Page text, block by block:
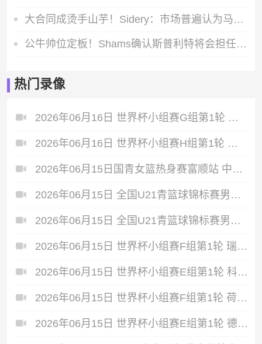
大合同成烫手山芋！Sidery：市场普遍认为马刺送走福克斯需搭三首轮
公牛帅位定板！Shams确认斯普利特将会担任芝加哥公牛新一任主教练
热门录像
2026年06月16日 世界杯小组赛G组第1轮 比利时vs埃及 全场录像
2026年06月16日 世界杯小组赛H组第1轮 西班牙vs佛得角 全场录像
2026年06月15日国青女篮热身赛富顺站 中国U17女篮 - 伏伊伏丁那女篮 全场录像
2026年06月15日 全国U21青篮球锦标赛男子组 新疆广汇U21 VS 南京同曦U21 全场录像
2026年06月15日 全国U21青篮球锦标赛男子组 浙江广厦U21 VS 北控青年U21 全场录像
2026年06月15日 世界杯小组赛F组第1轮 瑞典vs突尼斯 全场录像
2026年06月15日 世界杯小组赛E组第1轮 科特迪瓦vs厄瓜多尔 全场录像
2026年06月15日 世界杯小组赛F组第1轮 荷兰vs日本 全场录像
2026年06月15日 世界杯小组赛E组第1轮 德国vs库拉索 全场录像